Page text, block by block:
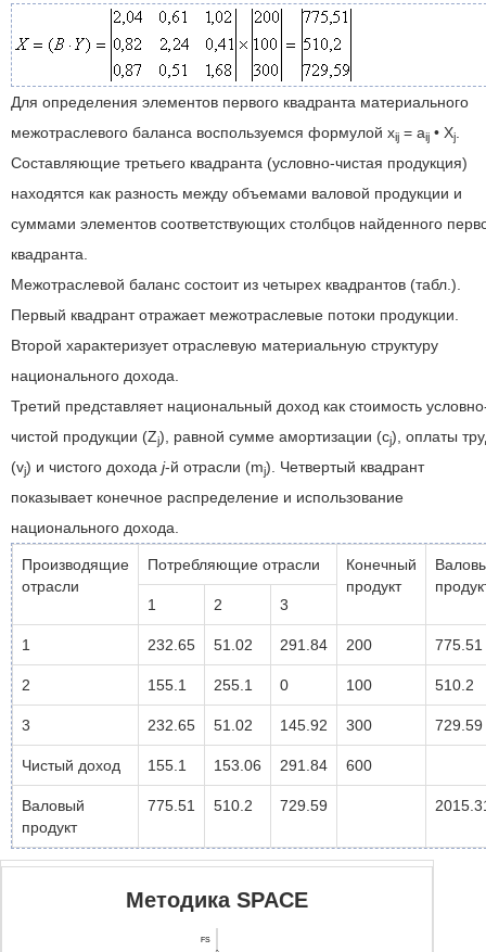
Для определения элементов первого квадранта материального
межотраслевого баланса воспользуемся формулой xij = aij • Xj
Составляющие третьего квадранта (условно-чистая продукция)
находятся как разность между объемами валовой продукции и
суммами элементов соответствующих столбцов найденного
квадранта.
Межотраслевой баланс состоит из четырех квадрантов (табл.).
Первый квадрант отражает межотраслевые потоки продукции.
Второй характеризует отраслевую материальную структуру
национального дохода.
Третий представляет национальный доход как стоимость
чистой продукции (Zj), равной сумме амортизации (cj), оплаты
(vj) и чистого дохода j-й отрасли (mj). Четвертый квадрант
показывает конечное распределение и использование
национального дохода.
Производящие
отрасли
Потребляющие отрасли
Конечный
продукт
1
2 3
1 232.65 51.02 291.84 200 775.51
2 155.1 255.1 0 100 510.2
3 232.65 51.02 145.92 300 729.59
Чистый доход 155.1 153.06 291.84 600
Валовый
продукт
775.51 510.2 729.59
Методика SPACE
FS